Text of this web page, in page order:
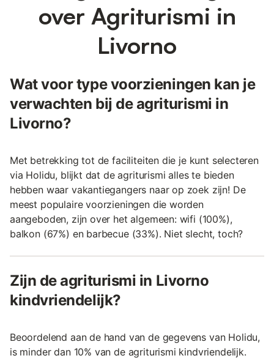
over Agriturismi in
Livorno
Wat voor type voorzieningen kan je
verwachten bij de agriturismi in
Livorno?
Met betrekking tot de faciliteiten die je kunt selecteren
via Holidu, blijkt dat de agriturismi alles te bieden
hebben waar vakantiegangers naar op zoek zijn! De
meest populaire voorzieningen die worden
aangeboden, zijn over het algemeen: wifi (100%),
balkon (67%) en barbecue (33%). Niet slecht, toch?
Zijn de agriturismi in Livorno
kindvriendelijk?
Beoordelend aan de hand van de gegevens van Holidu,
is minder dan 10% van de agriturismi kindvriendelijk.